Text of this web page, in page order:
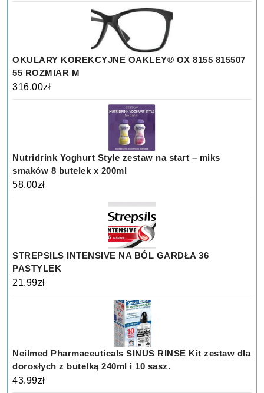
OKULARY KOREKCYJNE OAKLEY® OX 8155 815507
55 ROZMIAR M
316.00zł
Nutridrink Yoghurt Style zestaw na start – miks
smaków 8 butelek x 200ml
58.00zł
STREPSILS INTENSIVE NA BÓL GARDŁA 36
PASTYLEK
21.99zł
Neilmed Pharmaceuticals SINUS RINSE Kit zestaw dla
dorosłych z butelką 240ml i 10 sasz.
43.99zł